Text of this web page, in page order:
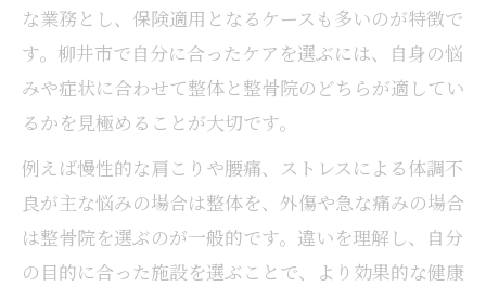
な業務とし、保険適用となるケースも多いのが特徴で
す。柳井市で自分に合ったケアを選ぶには、自身の悩
みや症状に合わせて整体と整骨院のどちらが適してい
るかを見極めることが大切です。
例えば慢性的な肩こりや腰痛、ストレスによる体調不
良が主な悩みの場合は整体を、外傷や急な痛みの場合
は整骨院を選ぶのが一般的です。違いを理解し、自分
の目的に合った施設を選ぶことで、より効果的な健康